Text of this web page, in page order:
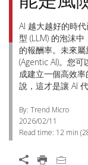
AI 越大越好的時
型 (LLM) 的泡沫
的報酬率。未來
(Agentic AI)。您
成建立一個高效
說，這才是讓 AI
By: Trend Micro
2026/02/11
Read time: 12 min (